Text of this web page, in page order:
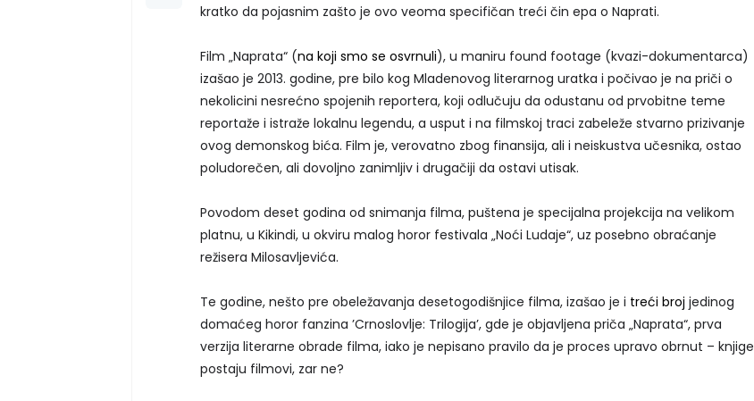
kratko da pojasnim zašto je ovo veoma specifičan treći čin epa o Naprati.
Film „Naprata“ (na koji smo se osvrnuli), u maniru found footage (kvazi-dokumentarca)
izašao je 2013. godine, pre bilo kog Mladenovog literarnog uratka i počivao je na priči o
nekolicini nesrećno spojenih reportera, koji odlučuju da odustanu od prvobitne teme
reportaže i istraže lokalnu legendu, a usput i na filmskoj traci zabeleže stvarno prizivanje
ovog demonskog bića. Film je, verovatno zbog finansija, ali i neiskustva učesnika, ostao
poludorečen, ali dovoljno zanimljiv i drugačiji da ostavi utisak.
Povodom deset godina od snimanja filma, puštena je specijalna projekcija na velikom
platnu, u Kikindi, u okviru malog horor festivala „Noći Ludaje“, uz posebno obraćanje
režisera Milosavljevića.
Te godine, nešto pre obeležavanja desetogodišnjice filma, izašao je i treći broj jedinog
domaćeg horor fanzina ’Crnoslovlje: Trilogija’, gde je objavljena priča „Naprata“, prva
verzija literarne obrade filma, iako je nepisano pravilo da je proces upravo obrnut – knjige
postaju filmovi, zar ne?